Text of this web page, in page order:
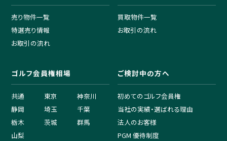
売り物件一覧
特選売り情報
お取引の流れ
買取物件一覧
お取引の流れ
ゴルフ会員権相場
共通 東京
神奈川
静岡
埼玉
千葉
栃木
茨城
群馬
山梨
ご検討中の方へ
初めてのゴルフ会員権
当社の実績・選ばれる理由
法人のお客様
PGM 優待制度